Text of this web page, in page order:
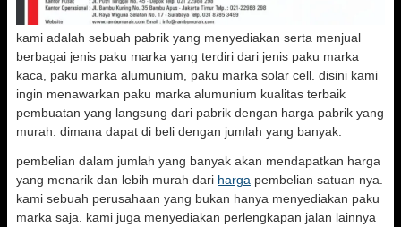
kami adalah sebuah pabrik yang menyediakan serta menjual
berbagai jenis paku marka yang terdiri dari jenis paku marka
kaca, paku marka alumunium, paku marka solar cell. disini kami
ingin menawarkan paku marka alumunium kualitas terbaik
pembuatan yang langsung dari pabrik dengan harga pabrik yang
murah. dimana dapat di beli dengan jumlah yang banyak.
pembelian dalam jumlah yang banyak akan mendapatkan harga
yang menarik dan lebih murah dari harga pembelian satuan nya.
kami sebuah perusahaan yang bukan hanya menyediakan paku
marka saja. kami juga menyediakan perlengkapan jalan lainnya